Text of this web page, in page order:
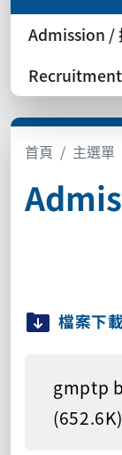
Admission /
首頁 主選單
檔案下載
gmptp
(652.6K)